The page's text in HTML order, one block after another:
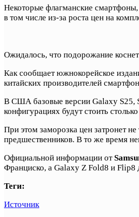
Некоторые флагманские
в том числе из-за роста цен на
Ожидалось, что подорожание
Как сообщает южнокорейское
китайских производителей
В США базовые версии Galaxy S25,
конфигурациях будут стоить
При этом заморозка цен затронет
предшественников. В то же время
Официальной информации от
Франциско, а Galaxy Z Fold8 и
Теги:
Источник